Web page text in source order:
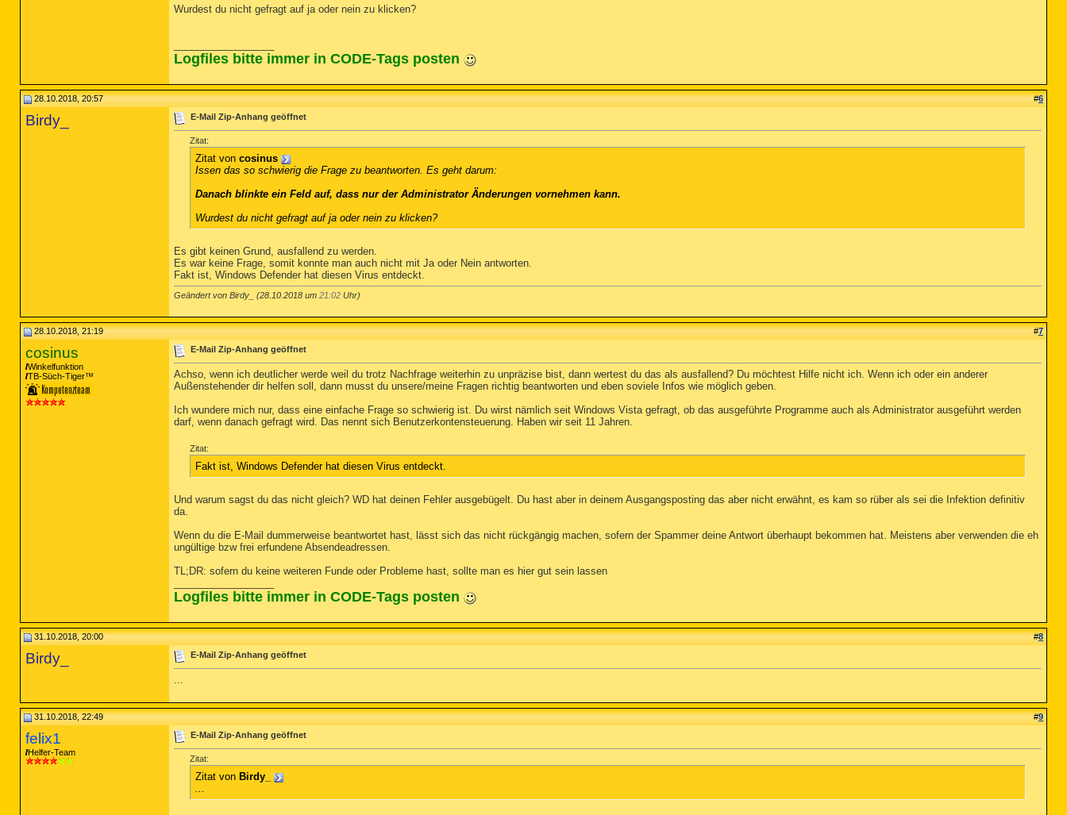
Wurdest du nicht gefragt auf ja oder nein zu klicken?
Logfiles bitte immer in CODE-Tags posten
28.10.2018, 20:57 #6
Birdy_ E-Mail Zip-Anhang geöffnet
Zitat:
Zitat von cosinus
Issen das so schwierig die Frage zu beantworten. Es geht darum:
Danach blinkte ein Feld auf, dass nur der Administrator Änderungen vornehmen kann.
Wurdest du nicht gefragt auf ja oder nein zu klicken?
Es gibt keinen Grund, ausfallend zu werden.
Es war keine Frage, somit konnte man auch nicht mit Ja oder Nein antworten.
Fakt ist, Windows Defender hat diesen Virus entdeckt.
Geändert von Birdy_ (28.10.2018 um 21:02 Uhr)
28.10.2018, 21:19 #7
cosinus
Winkelfunktion
TB-Süch-Tiger™
E-Mail Zip-Anhang geöffnet
Achso, wenn ich deutlicher werde weil du trotz Nachfrage weiterhin zu unpräzise bist, dann wertest du das als ausfallend? Du möchtest Hilfe nicht ich. Wenn ich oder ein anderer
Außenstehender dir helfen soll, dann musst du unsere/meine Fragen richtig beantworten und eben soviele Infos wie möglich geben.
Ich wundere mich nur, dass eine einfache Frage so schwierig ist. Du wirst nämlich seit Windows Vista gefragt, ob das ausgeführte Programme auch als Administrator ausgeführt werden
darf, wenn danach gefragt wird. Das nennt sich Benutzerkontensteuerung. Haben wir seit 11 Jahren.
Zitat:
Fakt ist, Windows Defender hat diesen Virus entdeckt.
Und warum sagst du das nicht gleich? WD hat deinen Fehler ausgebügelt. Du hast aber in deinem Ausgangsposting das aber nicht erwähnt, es kam so rüber als sei die Infektion definitiv
da.
Wenn du die E-Mail dummerweise beantwortet hast, lässt sich das nicht rückgängig machen, sofern der Spammer deine Antwort überhaupt bekommen hat. Meistens aber verwenden die eh
ungültige bzw frei erfundene Absendeadressen.
TL;DR: sofern du keine weiteren Funde oder Probleme hast, sollte man es hier gut sein lassen
Logfiles bitte immer in CODE-Tags posten
31.10.2018, 20:00 #8
Birdy_ E-Mail Zip-Anhang geöffnet
...
31.10.2018, 22:49 #9
felix1
Helfer-Team
E-Mail Zip-Anhang geöffnet
Zitat:
Zitat von Birdy_
...